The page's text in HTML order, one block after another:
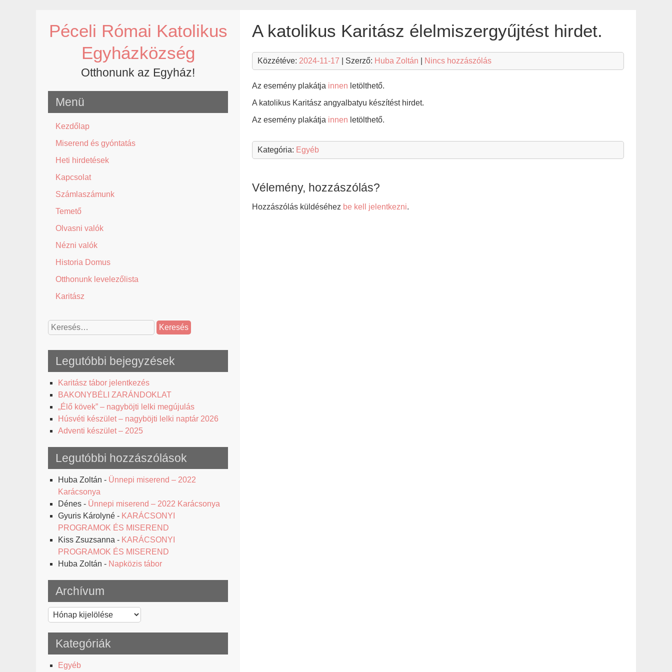
Péceli Római Katolikus
Egyházközség
Otthonunk az Egyház!
Menü
Kezdőlap
Miserend és gyóntatás
Heti hirdetések
Kapcsolat
Számlaszámunk
Temető
Olvasni valók
Nézni valók
Historia Domus
Otthonunk levelezőlista
Karitász
Keresés:
Legutóbbi bejegyzések
Karitász tábor jelentkezés
BAKONYBÉLI ZARÁNDOKLAT
„Élő kövek” – nagyböjti lelki megújulás
Húsvéti készület – nagyböjti lelki naptár 2026
Adventi készület – 2025
Legutóbbi hozzászólások
Huba Zoltán - Ünnepi miserend – 2022
Karácsonya
Dénes - Ünnepi miserend – 2022 Karácsonya
Gyuris Károlyné - KARÁCSONYI
PROGRAMOK ÉS MISEREND
Kiss Zsuzsanna - KARÁCSONYI
PROGRAMOK ÉS MISEREND
Huba Zoltán - Napközis tábor
Archívum
Archívum
Kategóriák
Egyéb
A katolikus Karitász élelmiszergyűjtést hirdet.
Közzétéve: 2024-11-17 | Szerző: Huba Zoltán Nincs hozzászólás
Az esemény plakátja innen letölthető.
A katolikus Karitász angyalbatyu készítést hirdet.
Az esemény plakátja innen letölthető.
Kategória: Egyéb
Vélemény, hozzászólás?
Hozzászólás küldéséhez be kell jelentkezni.